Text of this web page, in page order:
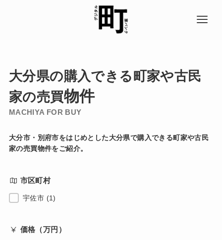
大分県の購入できる町家や古民
家の売買物件
MACHIYA FOR BUY
大分市・別府市をはじめとした大分県で購入できる町家や古民
家の売買物件をご紹介。
市区町村
市区町村
宇佐市 (1)
価格（万円）